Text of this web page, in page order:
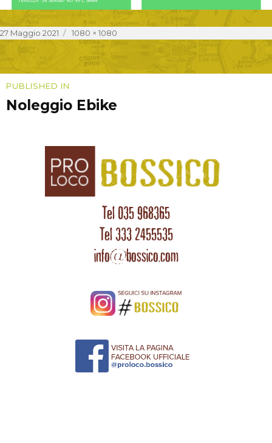
Posted
27 Maggio 2021
Full
size
1080 × 1080
Navigazione
articoli
PUBLISHED IN
Noleggio Ebike
Tel 035 968365
Tel 333 2455535
info@bossico.com